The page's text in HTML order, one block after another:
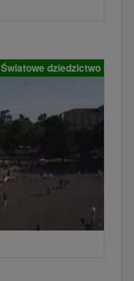
Światowe dziedzictwo